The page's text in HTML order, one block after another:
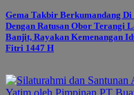
Gema Takbir Berkumandang
Dengan Ratusan Obor Terangi
Banjit, Rayakan Kemenangan
Fitri 1447 H